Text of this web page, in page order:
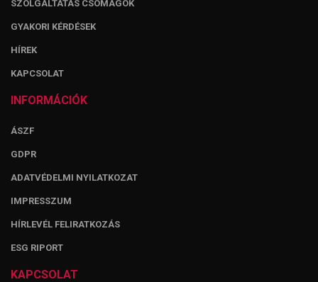
SZOLGÁLTATÁS CSOMAGOK
GYAKORI KÉRDÉSEK
HÍREK
KAPCSOLAT
INFORMÁCIÓK
ÁSZF
GDPR
ADATVÉDELMI NYILATKOZAT
IMPRESSZUM
HÍRLEVÉL FELIRATKOZÁS
ESG RIPORT
KAPCSOLAT